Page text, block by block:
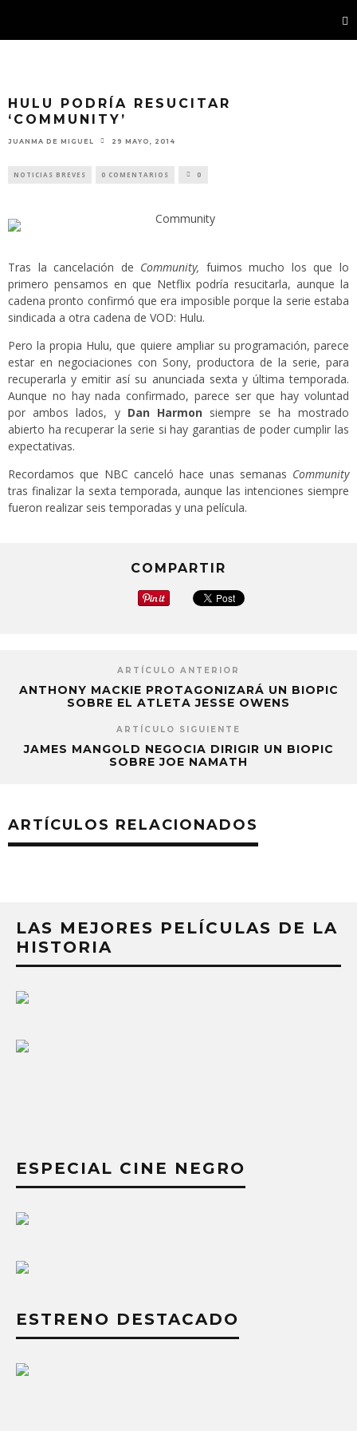
HULU PODRÍA RESUCITAR
‘COMMUNITY’
JUANMA DE MIGUEL 29 MAYO, 2014
NOTICIAS BREVES 0 COMENTARIOS 0
Tras la cancelación de Community, fuimos mucho los que lo
primero pensamos en que Netflix podría resucitarla, aunque la
cadena pronto confirmó que era imposible porque la serie estaba
sindicada a otra cadena de VOD: Hulu.
Pero la propia Hulu, que quiere ampliar su programación, parece
estar en negociaciones con Sony, productora de la serie, para
recuperarla y emitir así su anunciada sexta y última temporada.
Aunque no hay nada confirmado, parece ser que hay voluntad
por ambos lados, y Dan Harmon siempre se ha mostrado
abierto ha recuperar la serie si hay garantias de poder cumplir las
expectativas.
Recordamos que NBC canceló hace unas semanas Community
tras finalizar la sexta temporada, aunque las intenciones siempre
fueron realizar seis temporadas y una película.
COMPARTIR
ARTÍCULO ANTERIOR
ANTHONY MACKIE PROTAGONIZARÁ UN BIOPIC
SOBRE EL ATLETA JESSE OWENS
ARTÍCULO SIGUIENTE
JAMES MANGOLD NEGOCIA DIRIGIR UN BIOPIC
SOBRE JOE NAMATH
ARTÍCULOS RELACIONADOS
LAS MEJORES PELÍCULAS DE LA
HISTORIA
ESPECIAL CINE NEGRO
ESTRENO DESTACADO